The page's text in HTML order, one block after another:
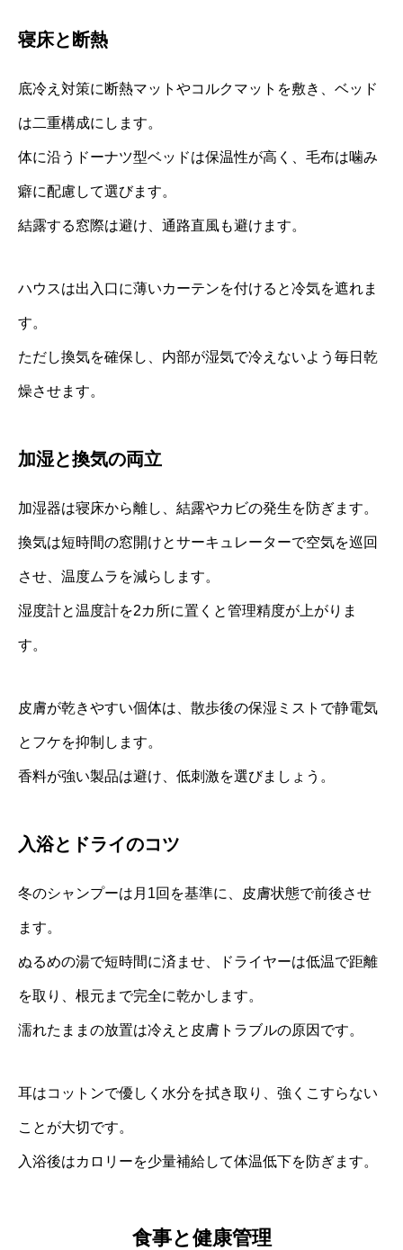
寝床と断熱
底冷え対策に断熱マットやコルクマットを敷き、ベッド
は二重構成にします。
体に沿うドーナツ型ベッドは保温性が高く、毛布は噛み
癖に配慮して選びます。
結露する窓際は避け、通路直風も避けます。
ハウスは出入口に薄いカーテンを付けると冷気を遮れま
す。
ただし換気を確保し、内部が湿気で冷えないよう毎日乾
燥させます。
加湿と換気の両立
加湿器は寝床から離し、結露やカビの発生を防ぎます。
換気は短時間の窓開けとサーキュレーターで空気を巡回
させ、温度ムラを減らします。
湿度計と温度計を2カ所に置くと管理精度が上がりま
す。
皮膚が乾きやすい個体は、散歩後の保湿ミストで静電気
とフケを抑制します。
香料が強い製品は避け、低刺激を選びましょう。
入浴とドライのコツ
冬のシャンプーは月1回を基準に、皮膚状態で前後させ
ます。
ぬるめの湯で短時間に済ませ、ドライヤーは低温で距離
を取り、根元まで完全に乾かします。
濡れたままの放置は冷えと皮膚トラブルの原因です。
耳はコットンで優しく水分を拭き取り、強くこすらない
ことが大切です。
入浴後はカロリーを少量補給して体温低下を防ぎます。
食事と健康管理